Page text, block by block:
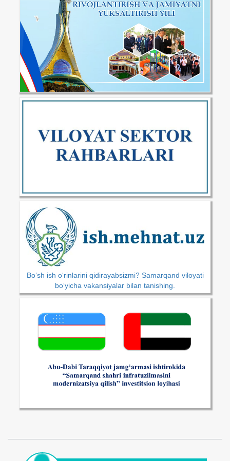
Bo‘sh ish o‘rinlarini qidirayabsizmi? Samarqand viloyati
bo‘yicha vakansiyalar bilan tanishing.